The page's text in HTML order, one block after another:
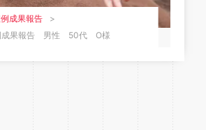
成果報告
>
成果報告 男性 50代 O様